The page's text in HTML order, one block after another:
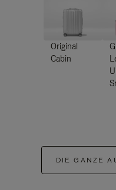
Original
Cabin
DIE GANZE